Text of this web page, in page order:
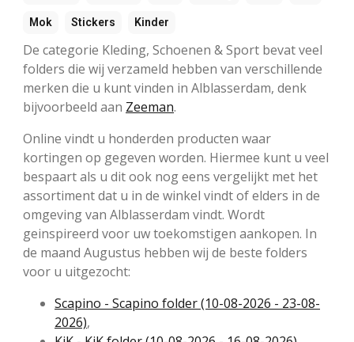
Mok Stickers Kinder
De categorie Kleding, Schoenen & Sport bevat veel
folders die wij verzameld hebben van verschillende
merken die u kunt vinden in Alblasserdam, denk
bijvoorbeeld aan Zeeman.
Online vindt u honderden producten waar
kortingen op gegeven worden. Hiermee kunt u veel
bespaart als u dit ook nog eens vergelijkt met het
assortiment dat u in de winkel vindt of elders in de
omgeving van Alblasserdam vindt. Wordt
geinspireerd voor uw toekomstigen aankopen. In
de maand Augustus hebben wij de beste folders
voor u uitgezocht:
Scapino - Scapino folder (10-08-2026 - 23-08-
2026),